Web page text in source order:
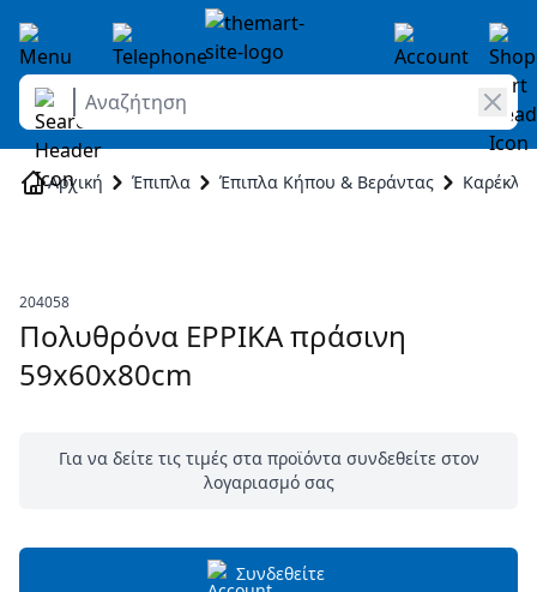
Skip to Content
Αναζήτηση
Αρχική Έπιπλα Έπιπλα Κήπου & Βεράντας Καρέκλες
204058
Πολυθρόνα EPPIKA πράσινη
59x60x80cm
Για να δείτε τις τιμές στα προϊόντα συνδεθείτε στον
λογαριασμό σας
Συνδεθείτε